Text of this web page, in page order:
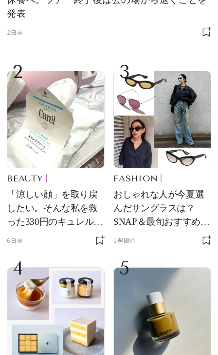
発表
2日前
2
BEAUTY
「涼しい顔」を取り戻
したい。そんな私を救
った330円のキュレル名
6日前
3
FASHION
おしゃれな人が今夏選
んだサングラスは？
SNAP＆最旬おすすめサ
1週間前
4 5